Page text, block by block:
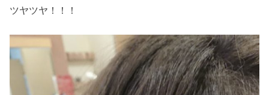
ツヤツヤ！！！